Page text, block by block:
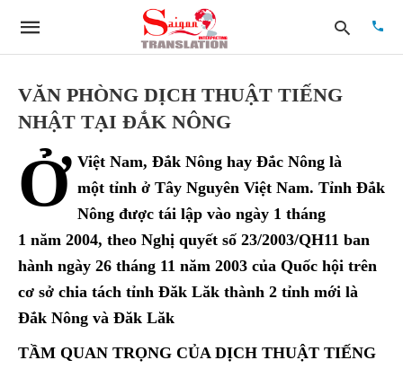
query
and
VĂN PHÒNG DỊCH THUẬT TIẾNG
NHẬT TẠI ĐẮK NÔNG
Ở Việt Nam, Đắk Nông hay Đắc Nông là
một tỉnh ở Tây Nguyên Việt Nam. Tỉnh Đắk
Nông được tái lập vào ngày 1 tháng
1 năm 2004, theo Nghị quyết số 23/2003/QH11 ban
hành ngày 26 tháng 11 năm 2003 của Quốc hội trên
cơ sở chia tách tỉnh Đăk Lăk thành 2 tỉnh mới là
Đắk Nông và Đăk Lăk
TẦM QUAN TRỌNG CỦA DỊCH THUẬT TIẾNG